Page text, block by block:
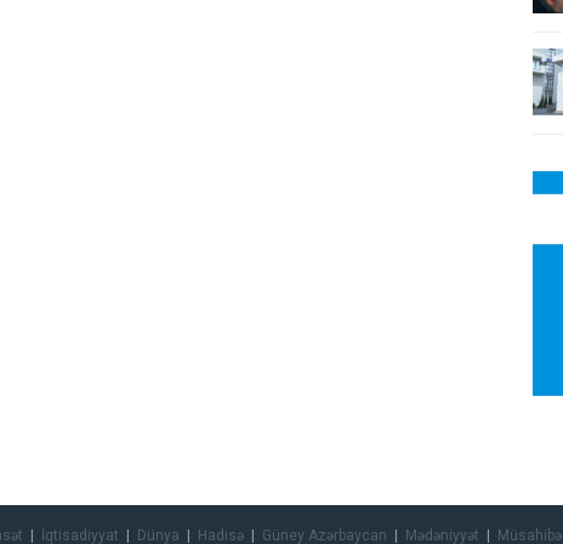
İqtisadiyyat Dünya Hadisə Güney Azərbaycan Mədəniyyət Müsahibə